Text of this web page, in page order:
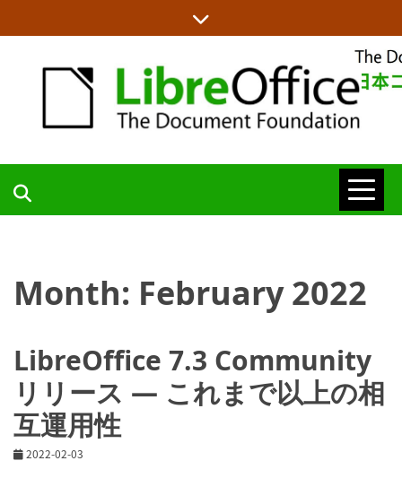
to
content
LIBREOFFICE
BLOG
Month: February 2022
LibreOffice 7.3 Community
リリース — これまで以上の相
互運用性
2022-02-03